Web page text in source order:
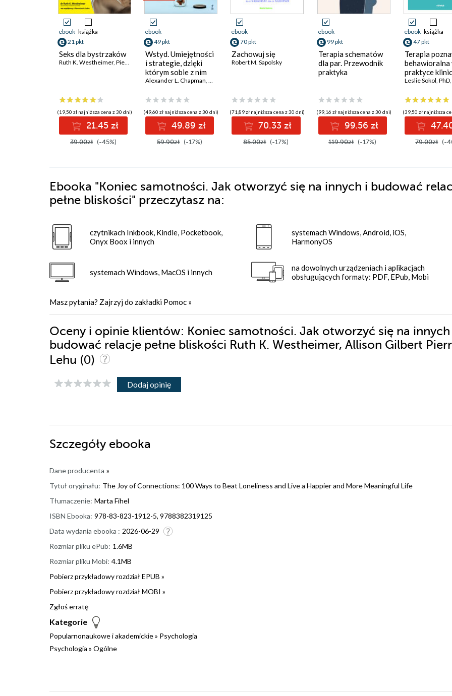
ebook książka
21 pkt
Seks dla bystrzaków
Ruth K. Westheimer, Pierre A. Lehu
(19,50 zł najniższa cena z 30 dni)
21.45 zł
39.00zł (-45%)
ebook
49 pkt
Wstyd. Umiejętności
i strategie, dzięki
którym sobie z nim
poradzisz
Alexander L. Chapman,Kim L. Gratz
(49,60 zł najniższa cena z 30 dni)
49.89 zł
59.90zł (-17%)
ebook
70 pkt
Zachowuj się
Robert M. Sapolsky
(71,89 zł najniższa cena z 30 dni)
70.33 zł
85.00zł (-17%)
ebook
99 pkt
Terapia schematów
dla par. Przewodnik
praktyka
(99,16 zł najniższa cena z 30 dni)
99.56 zł
119.90zł (-17%)
ebook książka
47 pkt
Terapia
behawioralna
praktyce
Leslie Sokol, PhD,
(39,50 zł najniższa
79.00zł (-
Ebooka "Koniec samotności. Jak otworzyć się na innych i budować
pełne bliskości" przeczytasz na:
czytnikach Inkbook, Kindle, Pocketbook,
Onyx Boox i innych
systemach Windows, MacOS i innych
systemach Windows, Android, iOS,
HarmonyOS
na dowolnych urządzeniach i aplikacjach
obsługujących formaty: PDF, EPub, Mobi
Masz pytania? Zajrzyj do zakładki Pomoc »
Oceny i opinie klientów: Koniec samotności. Jak otworzyć się na
budować relacje pełne bliskości Ruth K. Westheimer, Allison Gilbert
Lehu (0)
Dodaj opinię
Szczegóły ebooka
Dane producenta »
Tytuł oryginału: The Joy of Connections: 100 Ways to Beat Loneliness and Live a Happier and More Meaningful Life
Tłumaczenie: Marta Fihel
ISBN Ebooka: 978-83-823-1912-5, 9788382319125
Data wydania ebooka : 2026-06-29
Rozmiar pliku ePub: 1.6MB
Rozmiar pliku Mobi: 4.1MB
Pobierz przykładowy rozdział EPUB »
Pobierz przykładowy rozdział MOBI »
Zgłoś erratę
Kategorie
Popularnonaukowe i akademickie» Psychologia
Psychologia » Ogólne